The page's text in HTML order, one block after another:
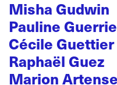
Misha Gudwin
Pauline
Cécile Guettier
Raphaël Guez
Marion